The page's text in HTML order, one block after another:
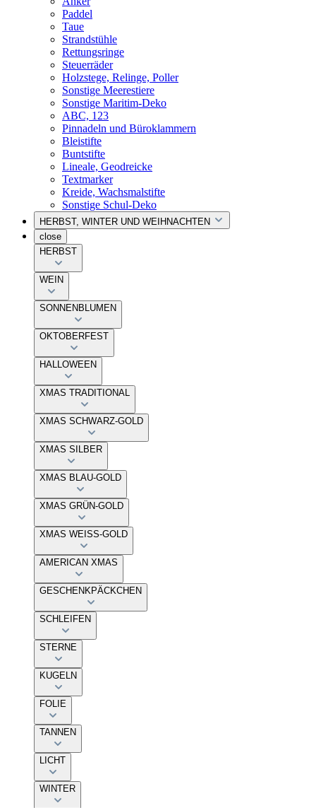
Paddel
Taue
Strandstühle
Rettungsringe
Steuerräder
Holzstege, Relinge, Poller
Sonstige Meerestiere
Sonstige Maritim-Deko
ABC, 123
Pinnadeln und Büroklammern
Bleistifte
Buntstifte
Lineale, Geodreicke
Textmarker
Kreide, Wachsmalstifte
Sonstige Schul-Deko
HERBST, WINTER UND WEIHNACHTEN
close
HERBST
WEIN
SONNENBLUMEN
OKTOBERFEST
HALLOWEEN
XMAS TRADITIONAL
XMAS SCHWARZ-GOLD
XMAS SILBER
XMAS BLAU-GOLD
XMAS GRÜN-GOLD
XMAS WEISS-GOLD
AMERICAN XMAS
GESCHENKPÄCKCHEN
SCHLEIFEN
STERNE
KUGELN
FOLIE
TANNEN
LICHT
WINTER